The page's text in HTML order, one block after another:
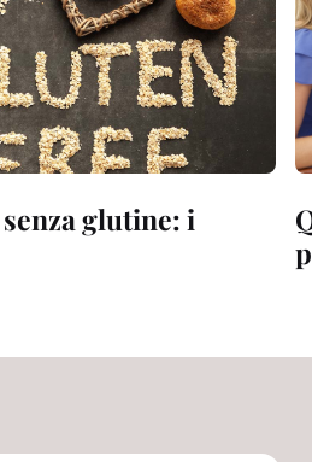
senza glutine: i